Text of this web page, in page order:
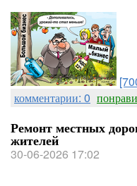
комментарии: 0
Ремонт местных
жителей
30-06-2026 17:02